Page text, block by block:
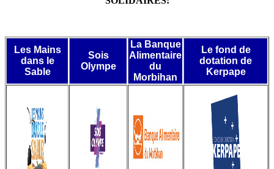
Les Mains
dans le
Sable
Sois
Olympe
La Banque
Alimentaire
du
Morbihan
Le fond de
dotation de
Kerpape